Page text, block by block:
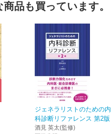
品も買っています。
ジェネラリストのための内
科診断リファレンス 第2版
酒見 英太(監修)